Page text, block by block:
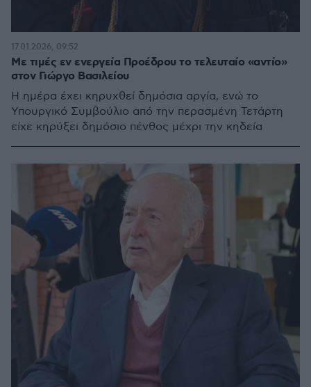
Με τιμές εν ενεργεία Προέδρου το τελευταίο «αντίο»
στον Γιώργο Βασιλείου
Η ημέρα έχει κηρυχθεί δημόσια αργία, ενώ το
Υπουργικό Συμβούλιο από την περασμένη Τετάρτη
είχε κηρύξει δημόσιο πένθος μέχρι την κηδεία
17.01.2026, 09:52